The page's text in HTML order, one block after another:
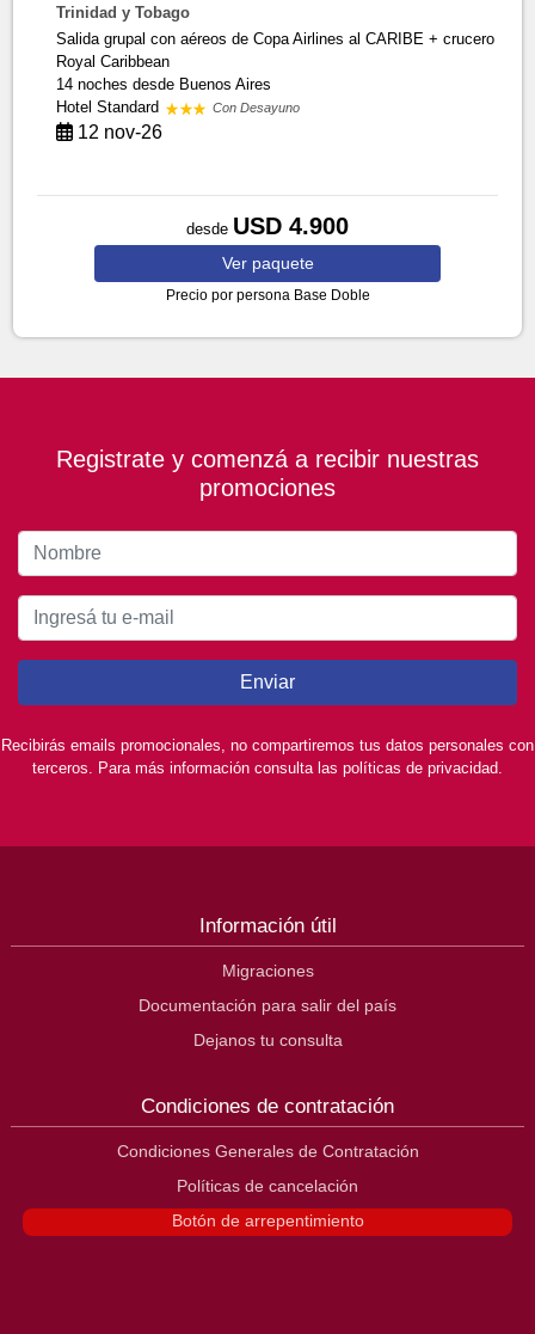
Trinidad y Tobago
Salida grupal con aéreos de Copa Airlines al CARIBE + crucero
Royal Caribbean
14 nochesdesde Buenos Aires
Hotel Standard
Con Desayuno
12 nov-26
desde USD 4.900
Ver paquete
Precio por persona Base Doble
Registrate y comenzá a recibir nuestras
promociones
Enviar
Recibirás emails promocionales, no compartiremos tus datos personales con
terceros. Para más información consulta las políticas de privacidad.
Información útil
Migraciones
Documentación para salir del país
Dejanos tu consulta
Condiciones de contratación
Condiciones Generales de Contratación
Políticas de cancelación
Botón de arrepentimiento